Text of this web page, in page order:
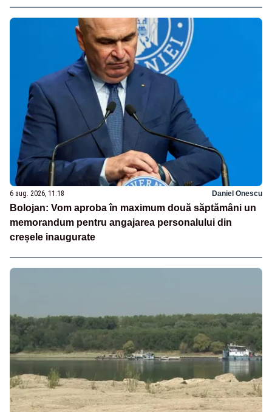
6 aug. 2026, 11:18 Daniel Onescu
Bolojan: Vom aproba în maximum două săptămâni un
memorandum pentru angajarea personalului din
creșele inaugurate